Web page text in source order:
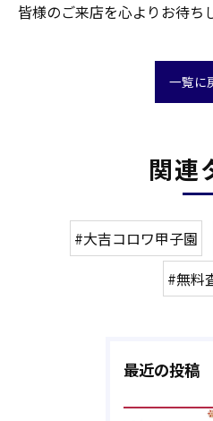
皆様のご来店を心よりお待ち
一覧に
関連
#大吉コロワ甲子園
#無料
最近の投稿